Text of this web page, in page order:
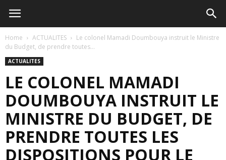
Home ACTUALITES
Le colonel Mamadi Doumbouya instruit le Ministre
du Budget, de prendre toutes...
ACTUALITES
LE COLONEL MAMADI
DOUMBOUYA INSTRUIT LE
MINISTRE DU BUDGET, DE
PRENDRE TOUTES LES
DISPOSITIONS POUR LE